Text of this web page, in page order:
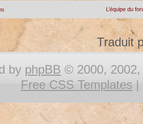
L’équipe du
Traduit
by phpBB © 2000, 2002,
Free CSS Templates |